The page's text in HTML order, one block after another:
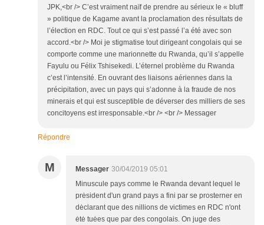
JPK,<br /> C’est vraiment naïf de prendre au sérieux le « bluff
» politique de Kagame avant la proclamation des résultats de
l’élection en RDC. Tout ce qui s’est passé l’a été avec son
accord.<br /> Moi je stigmatise tout dirigeant congolais qui se
comporte comme une marionnette du Rwanda, qu’il s’appelle
Fayulu ou Félix Tshisekedi. L’éternel problème du Rwanda
c’est l’intensité. En ouvrant des liaisons aériennes dans la
précipitation, avec un pays qui s’adonne à la fraude de nos
minerais et qui est susceptible de déverser des milliers de ses
concitoyens est irresponsable.<br /> <br /> Messager
Répondre
M Messager 30/04/2019 05:01
Minuscule pays comme le Rwanda devant lequel le
prėsident d'un grand pays a fini par se prosterner en
dėclarant que des nillions de victimes en RDC n'ont
ėtė tuėes que par des congolais. On juge des